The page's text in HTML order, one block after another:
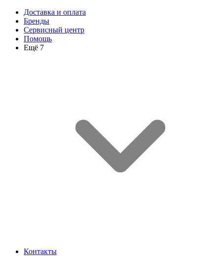
Доставка и оплата
Бренды
Сервисный центр
Помощь
Ещё 7
Контакты